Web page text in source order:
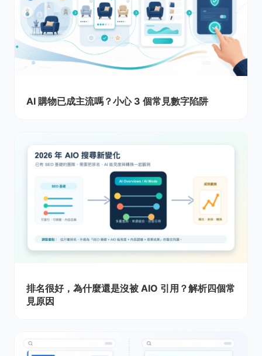
AI 購物已成主流嗎？小心 3 個常見數字陷阱
排名很好，為什麼還是沒被 AIO 引用？解析四個常
見原因